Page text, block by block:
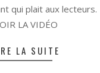
qui plait aux lecteurs.
LA VIDÉO
LA SUITE